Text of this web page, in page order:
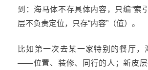
到：海马体不存具体内容，只编“索
层不负责定位，只存“内容”（值）。
比如第一次去某一家特别的餐厅，
——位置、装修、同行的人；新皮